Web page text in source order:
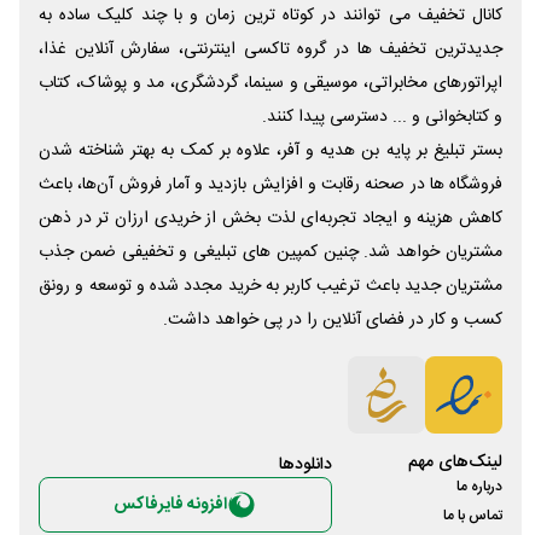
کانال تخفیف می توانند در کوتاه ترین زمان و با چند کلیک ساده به
جدیدترین تخفیف ها در گروه تاکسی اینترنتی، سفارش آنلاین غذا،
اپراتورهای مخابراتی، موسیقی و سینما، گردشگری، مد و پوشاک، کتاب
و کتابخوانی و ... دسترسی پیدا کنند.
بستر تبلیغ بر پایه بن هدیه و آفر، علاوه بر کمک به بهتر شناخته شدن
فروشگاه ها در صحنه رقابت و افزایش بازدید و آمار فروش آن‌ها، باعث
کاهش هزینه و ایجاد تجربه‌ای لذت بخش از خریدی ارزان تر در ذهن
مشتریان خواهد شد. چنین کمپین های تبلیغی و تخفیفی ضمن جذب
مشتریان جدید باعث ترغیب کاربر به خرید مجدد شده و توسعه و رونق
کسب و کار در فضای آنلاین را در پی خواهد داشت.
لینک‌های مهم
درباره ما
تماس با ما
دانلود‌ها
افزونه فایرفاکس